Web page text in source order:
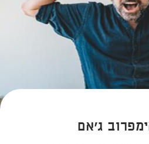
ג'אם